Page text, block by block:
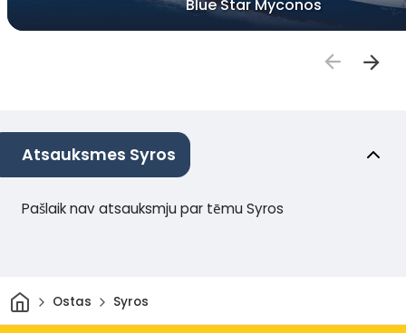
Blue Star Myconos
Atsauksmes Syros
Pašlaik nav atsauksmju par tēmu Syros
Sākums
Ostas Syros